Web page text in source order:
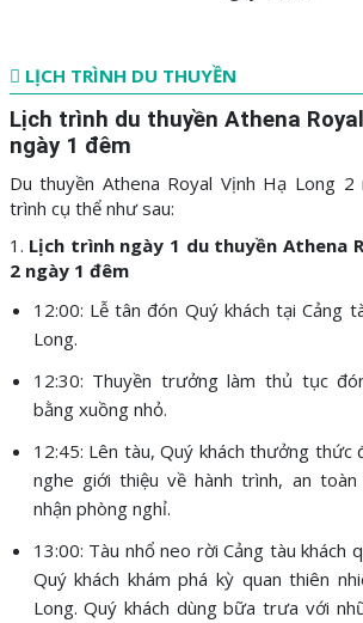
LỊCH TRÌNH DU THUYỀN
Lịch trình du thuyền Athena
ngày 1 đêm
Du thuyền Athena Royal Vịnh Hạ Long
trình cụ thể như sau:
1. Lịch trình ngày 1 du thuyền Athena
2 ngày 1 đêm
12:00: Lễ tân đón Quý khách tại Cảng
Long.
12:30: Thuyền trưởng làm thủ tục
bằng xuồng nhỏ.
12:45: Lên tàu, Quý khách thưởng thức
nghe giới thiệu về hành trình, an
nhận phòng nghỉ.
13:00: Tàu nhổ neo rời Cảng tàu khách
Quý khách khám phá kỳ quan thiên
Long. Quý khách dùng bữa trưa với